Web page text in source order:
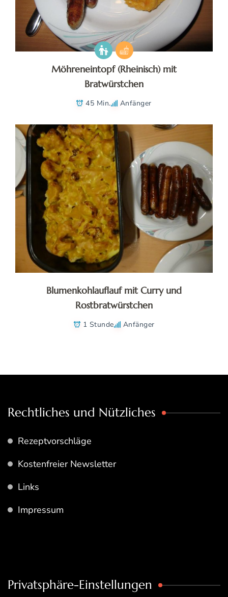
Möhreneintopf (Rheinisch) mit
Bratwürstchen
45 Min. Anfänger
Blumenkohlauflauf mit Curry und
Rostbratwürstchen
1 Stunde Anfänger
Rechtliches und Nützliches
Rezeptvorschläge
Kostenfreier Newsletter
Links
Impressum
Privatsphäre-Einstellungen